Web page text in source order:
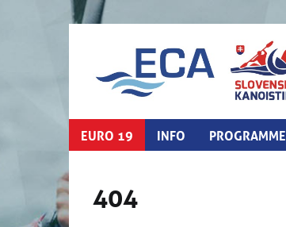
EURO 19 INFO PROGRAMME
404